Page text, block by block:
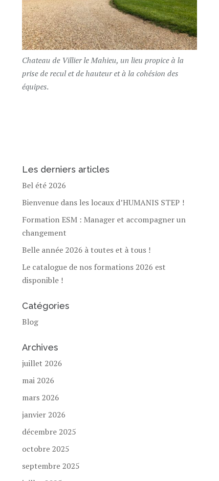
Chateau de Villier le Mahieu, un lieu propice à la
prise de recul et de hauteur et à la cohésion des
équipes.
Les derniers articles
Bel été 2026
Bienvenue dans les locaux d’HUMANIS STEP !
Formation ESM : Manager et accompagner un
changement
Belle année 2026 à toutes et à tous !
Le catalogue de nos formations 2026 est
disponible !
Catégories
Blog
Archives
juillet 2026
mai 2026
mars 2026
janvier 2026
décembre 2025
octobre 2025
septembre 2025